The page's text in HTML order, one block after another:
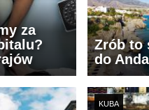
za
Zrób to
do
KUBA